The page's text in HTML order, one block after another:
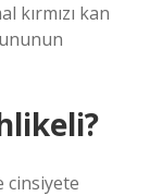
kırmızı kan
cinsiyete